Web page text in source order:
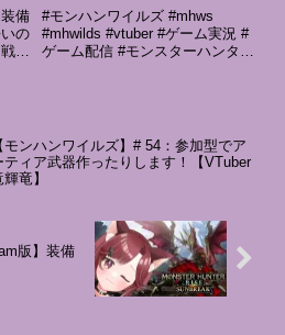
備
の
し
、
事場配信！【MHWilds】
#shorts #short
#モンハンワイルズ #mhws
#mhwilds #vtuber #ゲーム実況 #
ゲーム配信 #モンスターハンター
部...
モンハンワイルズ】# 54：参加型でア
ティア武器作ったりします！【VTuber
竜】
版】装備